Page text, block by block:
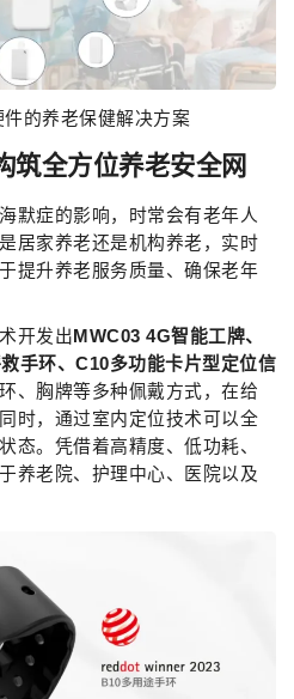
的养老保健解决方案
筑全方位养老安全网
默症的影响，时常会有老年人
居家养老还是机构养老，实时
提升养老服务质量、确保老年
开发出 MWC03 4G智能工牌、
手环、C10多功能卡片型定位信
、胸牌等多种佩戴方式，在给
时，通过室内定位技术可以全
态。凭借着高精度、低功耗、
养老院、护理中心、医院以及